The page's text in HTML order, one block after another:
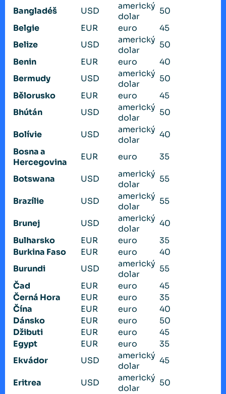
Bangladéš
USD
americký
dolar
50
Belgie
EUR euro
45
Belize
USD
americký
dolar
50
Benin
EUR euro
40
Bermudy
USD
americký
dolar
50
Bělorusko
EUR euro
45
Bhútán
USD
americký
dolar
50
Bolívie USD
americký
dolar
40
Bosna a
Hercegovina
EUR euro 35
Botswana USD
americký
dolar
55
Brazílie USD
americký
dolar
55
Brunej USD
americký
dolar
40
Bulharsko
EUR euro
35
Burkina Faso
EUR euro
40
Burundi
USD
americký
dolar
55
Čad
EUR euro
45
Černá Hora
EUR euro
35
Čína
EUR euro
40
Dánsko
EUR euro
50
Džibuti
EUR euro
45
Egypt
EUR euro
35
Ekvádor
USD
americký
dolar
45
Eritrea USD
americký
dolar
50